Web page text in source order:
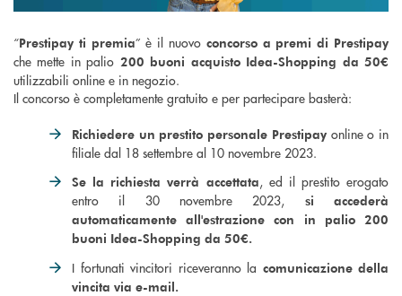
“Prestipay ti premia” è il nuovo concorso a premi di Prestipay
che mette in palio 200 buoni acquisto Idea-Shopping da 50€
utilizzabili online e in negozio.
Il concorso è completamente gratuito e per partecipare basterà:
Richiedere un prestito personale Prestipayonline o in
filiale dal 18 settembre al 10 novembre 2023.
Se la richiesta verrà accettata, ed il prestito erogato
entro il 30 novembre 2023, si accederà
automaticamente all'estrazione con in palio 200
buoni Idea-Shopping da 50€.
I fortunati vincitori riceveranno la comunicazione della
vincita via e-mail.